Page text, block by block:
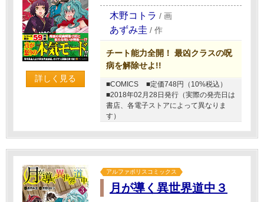
詳しく見る
木野コトラ / 画
あずみ圭 / 作
チート能力全開！ 最凶クラスの呪
病を解除せよ!!
■COMICS
■定価748円（10%税込）
■2018年02月28日発行（実際の発売日は
書店、各電子ストアによって異なりま
す）
アルファポリスコミックス
月が導く異世界道中３